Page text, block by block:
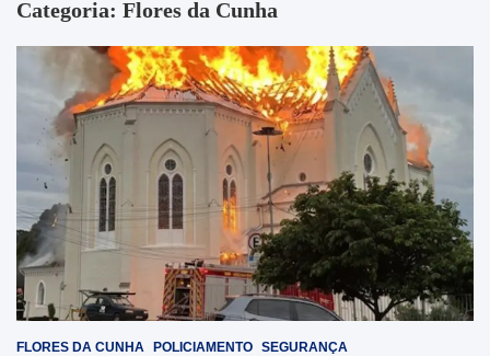
Categoria: Flores da Cunha
FLORES DA CUNHA POLICIAMENTO SEGURANÇA